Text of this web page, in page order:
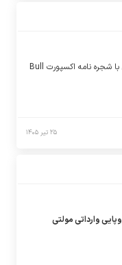
توله بول تریرهای وارداتی با شجره نامه اکسپورت Bull
۲۵ تیر ۱۴۰۵
وارداتی مولتی